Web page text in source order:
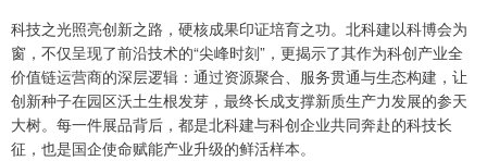
科技之光照亮创新之路，硬核成果印证培育之功。北科建以科博会为
窗，不仅呈现了前沿技术的“尖峰时刻”，更揭示了其作为科创产业全
价值链运营商的深层逻辑：通过资源聚合、服务贯通与生态构建，让
创新种子在园区沃土生根发芽，最终长成支撑新质生产力发展的参天
大树。每一件展品背后，都是北科建与科创企业共同奔赴的科技长
征，也是国企使命赋能产业升级的鲜活样本。